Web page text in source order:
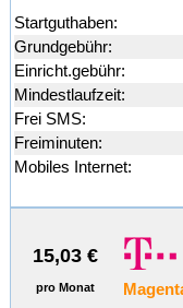
Startguthaben:
Grundgebühr:
Einricht.gebühr:
Mindestlaufzeit:
Frei SMS:
Freiminuten:
Mobiles Internet:
15,03 €
pro Monat